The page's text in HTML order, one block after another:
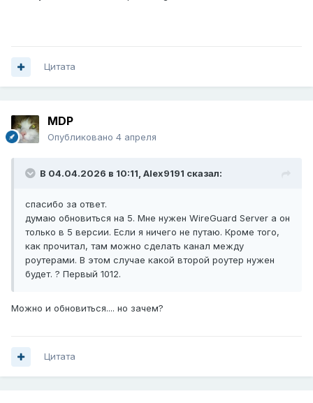
Цитата
MDP
Опубликовано 4 апреля
В 04.04.2026 в 10:11, Alex9191 сказал:
спасибо за ответ.
думаю обновиться на 5. Мне нужен WireGuard Server а он
только в 5 версии. Если я ничего не путаю. Кроме того,
как прочитал, там можно сделать канал между
роутерами. В этом случае какой второй роутер нужен
будет. ? Первый 1012.
Можно и обновиться.... но зачем?
Цитата